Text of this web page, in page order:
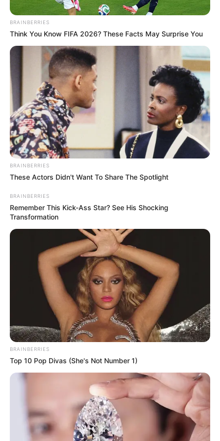
Posted
in
Friss hírek
Örömhír érkezett az időseknek!
Jön az extra nyugdíj – Ha ebben
az évben születtél, Neked is jár
bySzerző • June 4, 2025
BRAINBERRIES
Think You Know FIFA 2026? These Facts May Surprise You
BRAINBERRIES
These Actors Didn't Want To Share The Spotlight
BRAINBERRIES
Remember This Kick-Ass Star? See His Shocking
Transformation
BRAINBERRIES
Top 10 Pop Divas (She's Not Number 1)